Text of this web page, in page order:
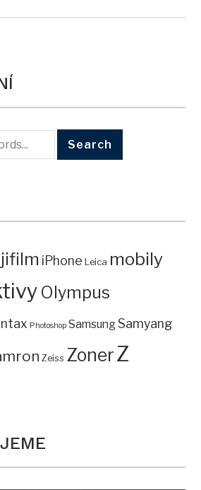
iPhone Leica mobily
Olympus
Photoshop SamsungSamyang
Zeiss ZonerZ